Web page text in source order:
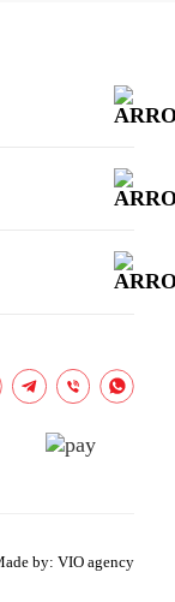
by: VIO agency